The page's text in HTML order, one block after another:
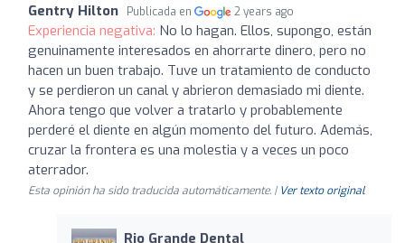
Gentry Hilton Publicada en 2 years ago
Experiencia negativa: No lo hagan. Ellos, supongo, están
genuinamente interesados en ahorrarte dinero, pero no
hacen un buen trabajo. Tuve un tratamiento de conducto
y se perdieron un canal y abrieron demasiado mi diente.
Ahora tengo que volver a tratarlo y probablemente
perderé el diente en algún momento del futuro. Además,
cruzar la frontera es una molestia y a veces un poco
aterrador.
Esta opinión ha sido traducida automáticamente. | Ver texto original
Rio Grande Dental